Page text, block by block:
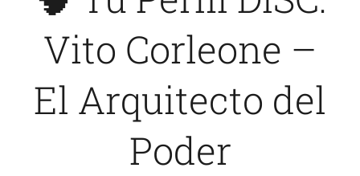
Sobre Mí
Blog
Vito Corleone –
El Arquitecto del
Poder